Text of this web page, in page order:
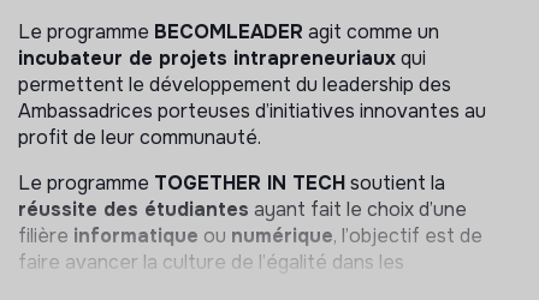
Le programme BECOMLEADER agit comme un
incubateur de projets intrapreneuriauxqui
permettent le développement du leadership des
Ambassadrices porteuses d’initiatives innovantes au
profit de leur communauté.
Le programme TOGETHER IN TECHsoutient la
réussite des étudiantes ayant fait le choix d’une
filière informatique ou numérique, l’objectif est de
faire avancer la culture de l’égalité dans les